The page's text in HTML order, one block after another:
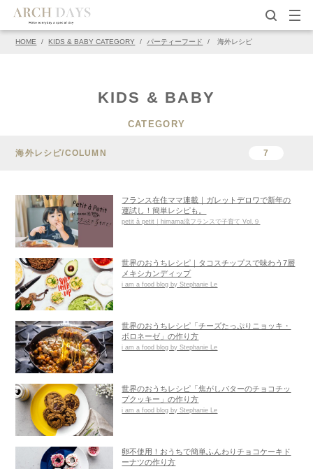
HOME / KIDS & BABY CATEGORY / パーティーフード / 海外レシピ
KIDS & BABY
CATEGORY
海外レシピ/COLUMN 7
フランス在住ママ連載｜ガレットデロワで新年の
運試し！簡単レシピも。
petit à petit｜himama流フランスで子育て Vol.９
世界のおうちレシピ｜タコスチップスで味わう7層
メキシカンディップ
i am a food blog by Stephanie Le
世界のおうちレシピ「チーズたっぷりニョッキ・
ボロネーゼ」の作り方
i am a food blog by Stephanie Le
世界のおうちレシピ「焦がしバターのチョコチッ
プクッキー」の作り方
i am a food blog by Stephanie Le
卵不使用！おうちで簡単ふんわりチョコケーキド
ーナツの作り方